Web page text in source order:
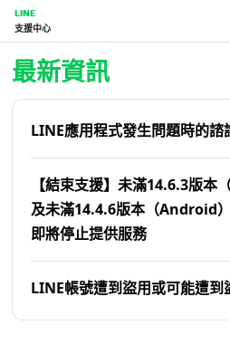
LINE
支援中心
首頁 | LINE支援中心
最新資訊
LINE應用程式發生問題時的諮
【結束支援】未滿14.6.3版本
及未滿14.4.6版本（Android
即將停止提供服務
LINE帳號遭到盜用或可能遭到